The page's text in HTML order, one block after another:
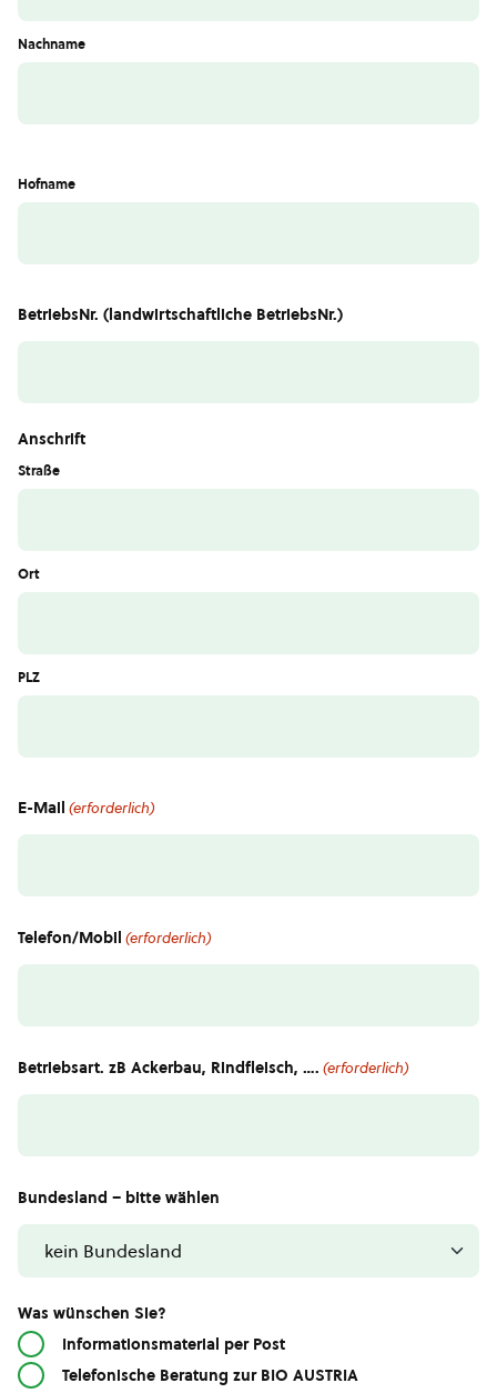
Nachname
Hofname
BetriebsNr. (landwirtschaftliche BetriebsNr.)
Anschrift
Straße
Ort
PLZ
E-Mail (erforderlich)
Telefon/Mobil (erforderlich)
Betriebsart. zB Ackerbau, Rindfleisch, …. (erforderlich)
Bundesland – bitte wählen
Was wünschen Sie?
Informationsmaterial per Post
Telefonische Beratung zur BIO AUSTRIA